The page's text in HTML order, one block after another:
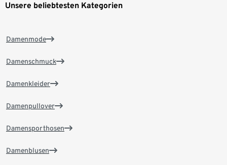
Unsere beliebtesten Kategorien
Damenmode
Damenschmuck
Damenkleider
Damenpullover
Damensporthosen
Damenblusen